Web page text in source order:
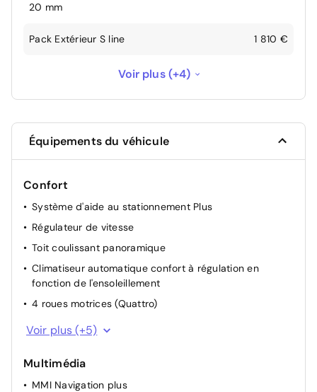
20 mm
Pack Extérieur S line 1 810 €
Pack Navigation Plus
Peinture Noir Fantôme Nacré 750 €
Système Opensky: toit ouvrant panoramique
en 2 segments, le 1er coulisse ou s'entrebaille
avec pare-soleil à mailles serrées électrique
commande sur le volant multifonctions
mains-libres, interface Bluetooth
Voir plus (+4)
Équipements du véhicule
Confort
Système d'aide au stationnement Plus
Régulateur de vitesse
Toit coulissant panoramique
Climatiseur automatique confort à régulation en
fonction de l'ensoleillement
4 roues motrices (Quattro)
Rétroviseur intérieur à réglage jour/nuit automatique
Système de redémarrage après arrêt
Lave-projecteurs
Voir plus (+5)
Multimédia
MMI Navigation plus